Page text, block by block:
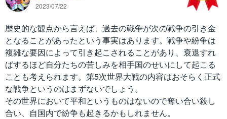
2023/07/22
歴史的な観点から言えば、過去の戦争が次の戦争の引き金
となることがあったという事実はあります。戦争や紛争は
複雑な要因によって引き起こされることがあり、衰退すれ
ばするほど自分たちの苦しみを相手国のせいにして起こる
ことも考えられます。第5次世界大戦の内容はおそらく正式
な戦争というのはまずないでしょう。
その世界において平和というものはないので奪い合い殺し
合い、自国内で紛争も起きるかもしれません。